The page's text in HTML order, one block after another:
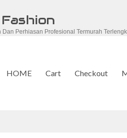
Dan Perhiasan Profesional Termurah
HOME Cart Checkout